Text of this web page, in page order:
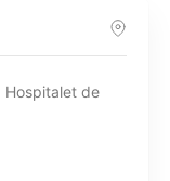
Hospitalet de